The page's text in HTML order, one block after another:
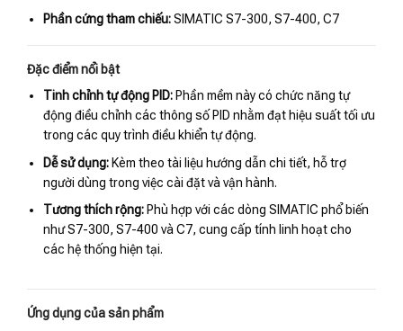
Phần cứng tham chiếu:SIMATIC S7-300, S7-400, C7
Đặc điểm nổi bật
Tinh chỉnh tự động PID: Phần mềm này có chức năng tự
động điều chỉnh các thông số PID nhằm đạt hiệu suất tối ưu
trong các quy trình điều khiển tự động.
Dễ sử dụng: Kèm theo tài liệu hướng dẫn chi tiết, hỗ trợ
người dùng trong việc cài đặt và vận hành.
Tương thích rộng: Phù hợp với các dòng SIMATIC phổ biến
như S7-300, S7-400 và C7, cung cấp tính linh hoạt cho
các hệ thống hiện tại.
Ứng dụng của sản phẩm